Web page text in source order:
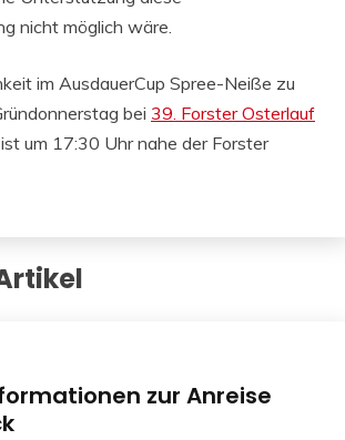
nicht möglich wäre.
im AusdauerCup Spree-Neiße zu
bei 39. Forster Osterlauf
um 17:30 Uhr nahe der Forster
zur Anreise